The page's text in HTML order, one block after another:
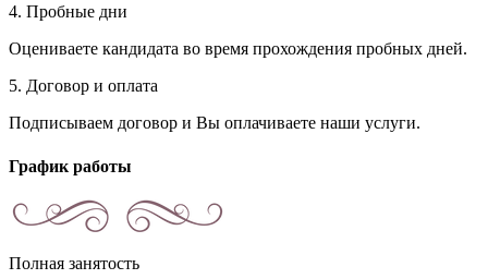
4. Пробные дни
Оцениваете кандидата во время прохождения пробных дней.
5. Договор и оплата
Подписываем договор и Вы оплачиваете наши услуги.
График работы
Полная занятость